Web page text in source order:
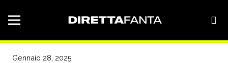
Gennaio 28, 2025